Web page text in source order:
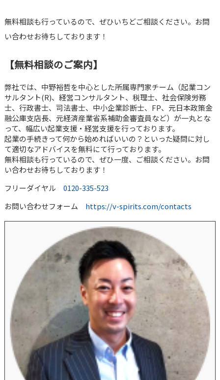
無料相談も行っているので、ぜひいちどご相談ください。お問
い合わせお待ちしております！
【無料相談のご案内】
弊社では、中野裕哲を中心とした所属専門家チーム（起業コン
サルタント(R)、経営コンサルタント、税理士、社会保険労務
士、行政書士、司法書士、中小企業診断士、FP、元日本政策金
融公庫支店長、元経済産業省系補助金審査員など）が一丸とな
って、幅広い起業支援・経営支援を行っております。
起業の手続きって何から始めればいいの？といった疑問に対し
て適切なアドバイスを無料にて行っております。
無料相談も行っているので、ぜひ一度、ご相談ください。お問
い合わせお待ちしております！
フリーダイヤル 0120-335-523
お問い合わせフォーム https://v-spirits.com/contacts